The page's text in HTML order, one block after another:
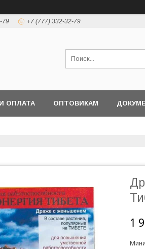
79 +7 (777) 332-32-79
ОПЛАТА ОПТОВИКАМ
1